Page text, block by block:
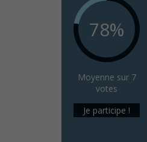
78%
Moyenne sur 7
votes
Je participe !